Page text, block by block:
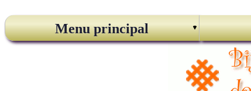
Menu principal